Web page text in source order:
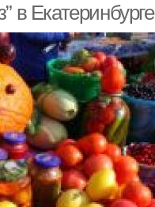
в Екатеринбурге